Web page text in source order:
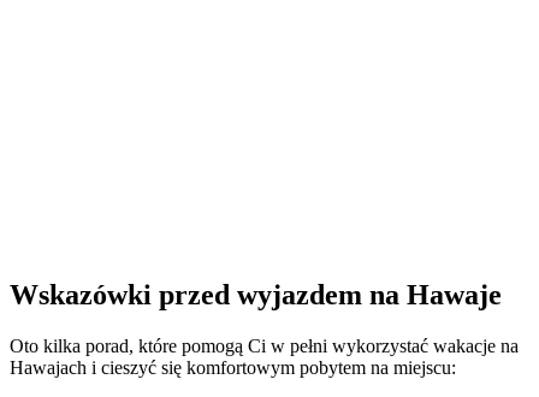
Wskazówki przed wyjazdem na Hawaje
Oto kilka porad, które pomogą Ci w pełni wykorzystać wakacje na
Hawajach i cieszyć się komfortowym pobytem na miejscu: